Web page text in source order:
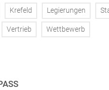
Krefeld Legierungen
Vertrieb Wettbewerb